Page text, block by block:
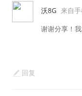
沃8G 来自
谢谢分享！
回复